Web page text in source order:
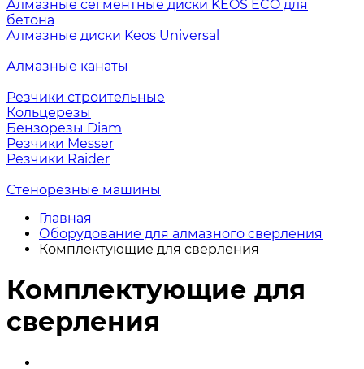
Алмазные сегментные диски KEOS ECO для
бетона
Алмазные диски Keos Universal
Алмазные канаты
Резчики строительные
Кольцерезы
Бензорезы Diam
Резчики Messer
Резчики Raider
Стенорезные машины
Главная
Оборудование для алмазного сверления
Комплектующие для сверления
Комплектующие для
сверления